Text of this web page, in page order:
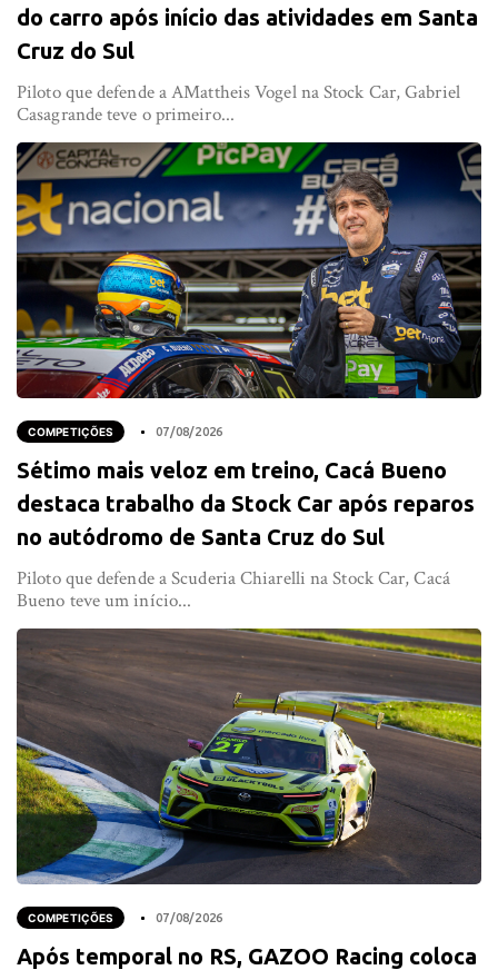
do carro após início das atividades em Santa
Cruz do Sul
Piloto que defende a AMattheis Vogel na Stock Car, Gabriel
Casagrande teve o primeiro...
COMPETIÇÕES 07/08/2026
Sétimo mais veloz em treino, Cacá Bueno
destaca trabalho da Stock Car após reparos
no autódromo de Santa Cruz do Sul
Piloto que defende a Scuderia Chiarelli na Stock Car, Cacá
Bueno teve um início...
COMPETIÇÕES 07/08/2026
Após temporal no RS, GAZOO Racing coloca